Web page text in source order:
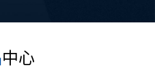
中心